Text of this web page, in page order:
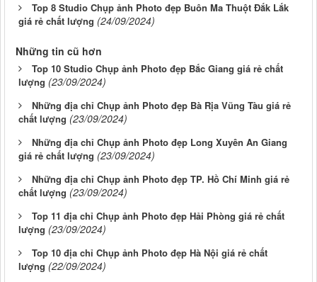
Top 8 Studio Chụp ảnh Photo đẹp Buôn Ma Thuột Đắk Lắk
giá rẻ chất lượng (24/09/2024)
Những tin cũ hơn
Top 10 Studio Chụp ảnh Photo đẹp Bắc Giang giá rẻ chất
lượng (23/09/2024)
Những địa chỉ Chụp ảnh Photo đẹp Bà Rịa Vũng Tàu giá rẻ
chất lượng (23/09/2024)
Những địa chỉ Chụp ảnh Photo đẹp Long Xuyên An Giang
giá rẻ chất lượng (23/09/2024)
Những địa chỉ Chụp ảnh Photo đẹp TP. Hồ Chí Minh giá rẻ
chất lượng (23/09/2024)
Top 11 địa chỉ Chụp ảnh Photo đẹp Hải Phòng giá rẻ chất
lượng (23/09/2024)
Top 10 địa chỉ Chụp ảnh Photo đẹp Hà Nội giá rẻ chất
lượng (22/09/2024)